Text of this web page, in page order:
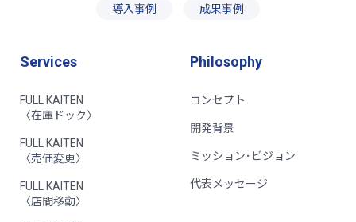
導入事例
成果事例
Services
FULL KAITEN
〈在庫ドック〉
FULL KAITEN
〈売価変更〉
FULL KAITEN
〈店間移動〉
Philosophy
コンセプト
開発背景
ミッション･ビジョン
代表メッセージ